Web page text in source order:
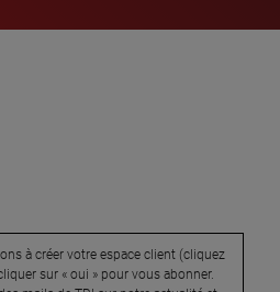
à créer votre espace client (cliquez
sur « oui » pour vous abonner.